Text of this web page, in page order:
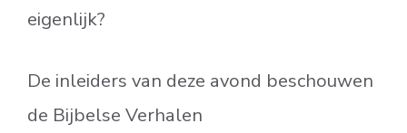
eigenlijk?
De inleiders van deze avond beschouwen
de Bijbelse Verhalen